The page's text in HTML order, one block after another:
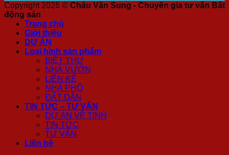
Copyright 2026 © Châu Văn Sung - Chuyên gia tư vấn Bất
động sản
Trang chủ
Giới thiệu
DỰ ÁN
Loại hình sản phẩm
BIỆT THỰ
NHÀ VƯỜN
LIÊN KẾ
NHÀ PHỐ
ĐẤT DÂN
TIN TỨC – TƯ VẤN
DỰ ÁN VỆ TINH
TIN TỨC
TƯ VẤN
Liên hệ